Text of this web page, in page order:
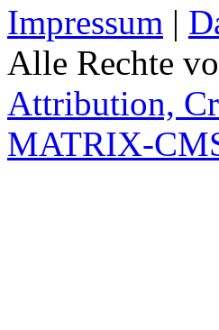
Impressum |
Alle Rechte
Attribution,
MATRIX-